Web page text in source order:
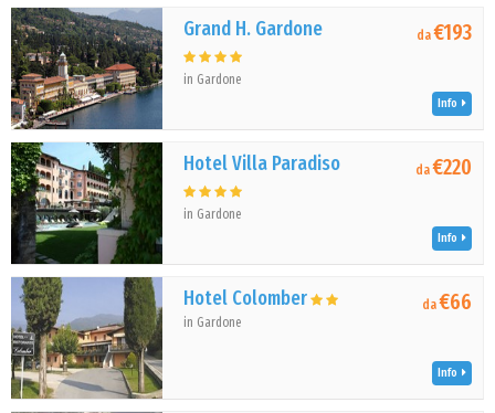
Grand H. Gardone
in Gardone
da€193
Info
Hotel Villa Paradiso
in Gardone
da€220
Info
Hotel Colomber
in Gardone
da€66
Info